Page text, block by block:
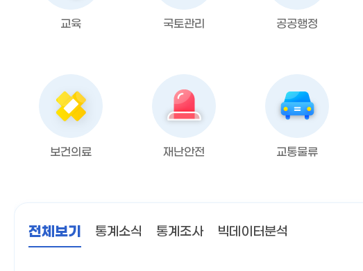
교육 국토관리 공공행정
보건의료 재난안전 교통물류
전체보기 통계소식 통계조사 빅데이터분석